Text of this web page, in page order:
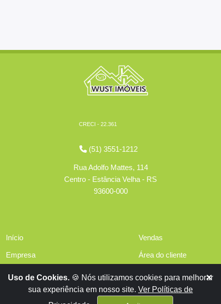
CRECI - 22.361
(51) 3551-1212
Rua Adolfo Mattes, 114
Centro - Estância Velha - RS
93600-000
Início
Empresa
Financiamentos
Vendas
Área do cliente
Contato
Uso de Cookies. 🍪 Nós utilizamos cookies para melhorar
sua experiência em nosso site. Ver Políticas de